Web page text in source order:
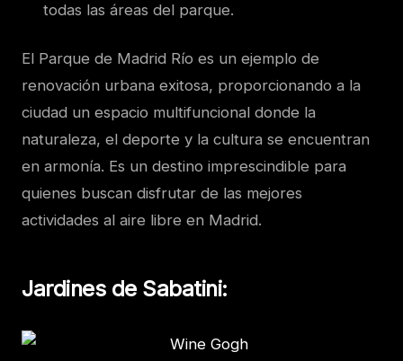
todas las áreas del parque.
El Parque de Madrid Río es un ejemplo de
renovación urbana exitosa, proporcionando a la
ciudad un espacio multifuncional donde la
naturaleza, el deporte y la cultura se encuentran
en armonía. Es un destino imprescindible para
quienes buscan disfrutar de las mejores
actividades al aire libre en Madrid.
Jardines de Sabatini: